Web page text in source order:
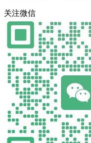
关注微信